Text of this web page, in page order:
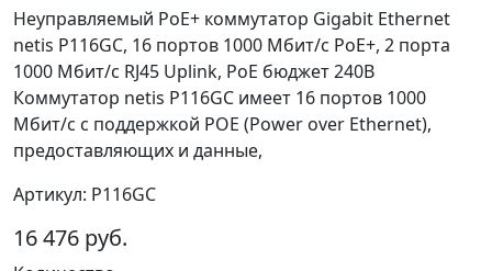
Неуправляемый PoE+ коммутатор Gigabit Ethernet
netis P116GC, 16 портов 1000 Мбит/с PoE+, 2 порта
1000 Мбит/с RJ45 Uplink, PoE бюджет 240В
Коммутатор netis P116GC имеет 16 портов 1000
Мбит/с с поддержкой POE (Power over Ethernet),
предоставляющих и данные,
Артикул: P116GC
16 476 руб.